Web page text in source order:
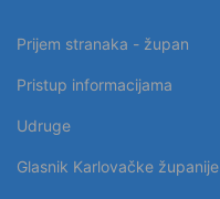
Prijem stranaka - župan
Pristup informacijama
Udruge
Glasnik Karlovačke županije